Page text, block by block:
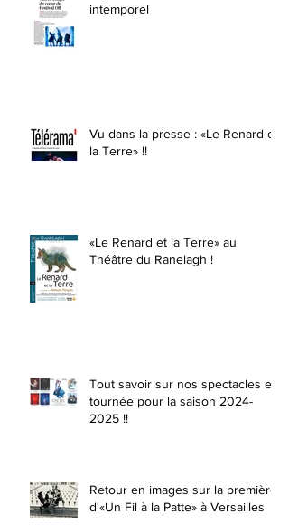
intemporel
Vu dans la presse : «Le Renard et
la Terre» !!
«Le Renard et la Terre» au
Théâtre du Ranelagh !
Tout savoir sur nos spectacles en
tournée pour la saison 2024-
2025 !!
Retour en images sur la première
d'«Un Fil à la Patte» à Versailles